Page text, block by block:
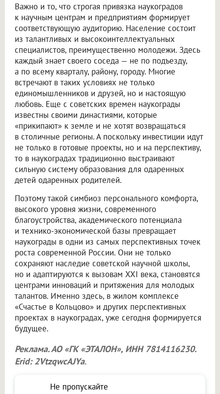
Важно и то, что строгая привязка наукоградов
к научным центрам и предприятиям формирует
соответствующую аудиторию. Население состоит
из талантливых и высокоинтеллектуальных
специалистов, преимущественно молодежи. Здесь
каждый знает своего соседа — не по подъезду,
а по всему кварталу, району, городу. Многие
встречают в таких условиях не только
единомышленников и друзей, но и настоящую
любовь. Еще с советских времен наукограды
известны своими династиями, которые
«прикипают» к земле и не хотят возвращаться
в столичные регионы. А поскольку инвестиции идут
не только в готовые проекты, но и на перспективу,
то в наукоградах традиционно выстраивают
сильную систему образования для одаренных
детей одаренных родителей.
Поэтому такой симбиоз персонального комфорта,
высокого уровня жизни, современного
благоустройства, академического потенциала
и технико-экономической базы превращает
наукограды в одни из самых перспективных точек
роста современной России. Они не только
сохраняют наследие советской научной школы,
но и адаптируются к вызовам XXI века, становятся
центрами инноваций и притяжения для молодых
талантов. Именно здесь, в жилом комплексе
«Счастье в Кольцово» и других перспективных
проектах в наукоградах, уже сегодня формируется
будущее.
Реклама. АО «ГК «ЭТАЛОН», ИНН 7814116230.
Erid: 2VtzqwcAJYa.
Не пропускайте